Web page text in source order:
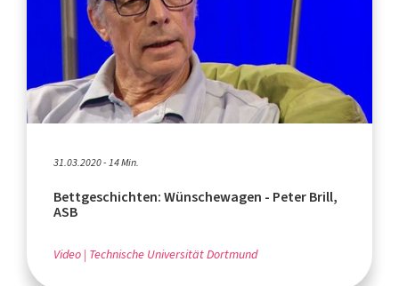
31.03.2020 - 14 Min.
Bettgeschichten: Wünschewagen - Peter Brill,
ASB
Video Technische Universität Dortmund